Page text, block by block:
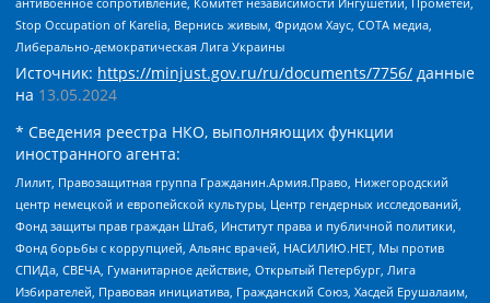
Stop Occupation of Karelia, Вернись живым, Фридом Хаус, СОТА медиа,
Либерально-демократическая Лига Украины
Источник: https://minjust.gov.ru/ru/documents/7756/ данные
на 13.05.2024
* Сведения реестра НКО, выполняющих функции
иностранного агента:
Лилит, Правозащитная группа Гражданин.Армия.Право, Нижегородский
центр немецкой и европейской культуры, Центр гендерных исследований,
Фонд защиты прав граждан Штаб, Институт права и публичной политики,
Фонд борьбы с коррупцией, Альянс врачей, НАСИЛИЮ.НЕТ, Мы против
СПИДа, СВЕЧА, Гуманитарное действие, Открытый Петербург, Лига
Избирателей, Правовая инициатива, Гражданский Союз, Хасдей Ерушалаим,